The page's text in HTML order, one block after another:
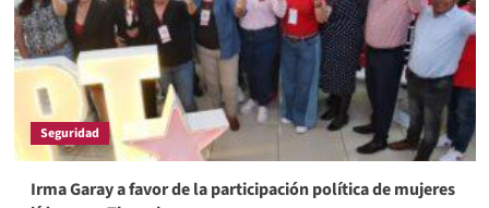
Seguridad
Irma Garay a favor de la participación política de mujeres